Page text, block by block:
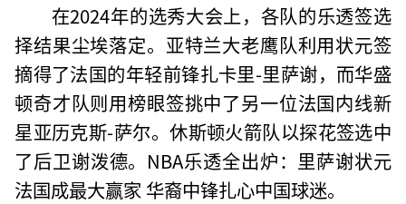
在2024年的选秀大会上，各队的乐透签选
择结果尘埃落定。亚特兰大老鹰队利用状元签
摘得了法国的年轻前锋扎卡里-里萨谢，而华盛
顿奇才队则用榜眼签挑中了另一位法国内线新
星亚历克斯-萨尔。休斯顿火箭队以探花签选中
了后卫谢泼德。NBA乐透全出炉：里萨谢状元
法国成最大赢家 华裔中锋扎心中国球迷。